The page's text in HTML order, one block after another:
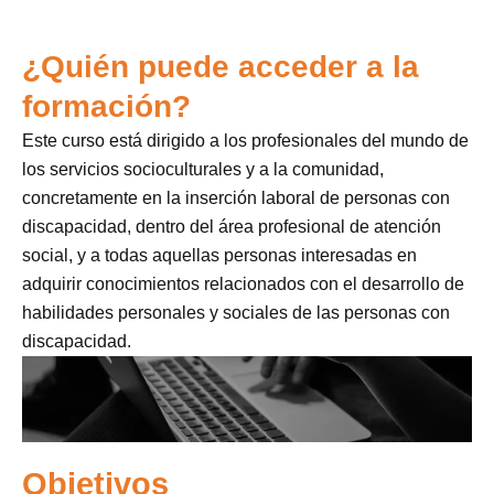
¿Quién puede acceder a la
formación?
Este curso está dirigido a los profesionales del mundo de
los servicios socioculturales y a la comunidad,
concretamente en la inserción laboral de personas con
discapacidad, dentro del área profesional de atención
social, y a todas aquellas personas interesadas en
adquirir conocimientos relacionados con el desarrollo de
habilidades personales y sociales de las personas con
discapacidad.
Objetivos